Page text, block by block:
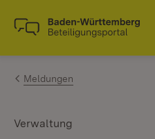
Zum Inhalt springen
Link zur Startseite
Meldungen
Verwaltung